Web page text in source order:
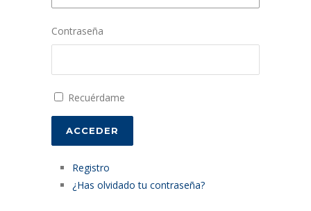
Contraseña
Recuérdame
ACCEDER
Registro
¿Has olvidado tu contraseña?